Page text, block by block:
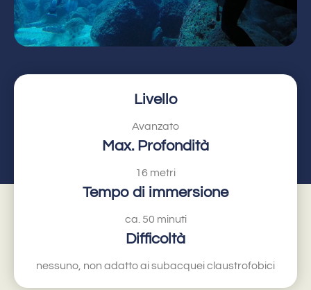
Livello
Avanzato
Max. Profondità
16 metri
Tempo di immersione
ca. 50 minuti
Difficoltà
nessuno, non adatto ai subacquei claustrofobici